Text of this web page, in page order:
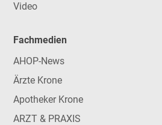
Video
Fachmedien
AHOP-News
Ärzte Krone
Apotheker Krone
ARZT & PRAXIS